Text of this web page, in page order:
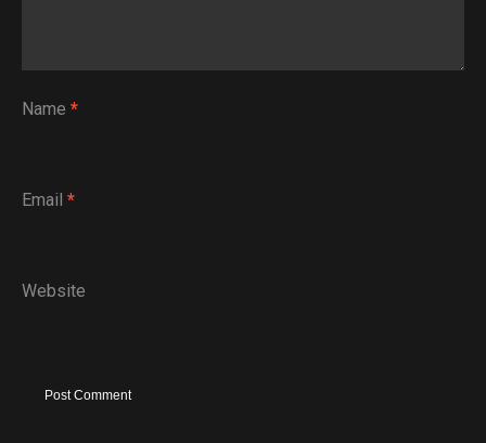
Name *
Email *
Website